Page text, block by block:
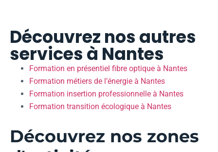
Découvrez nos autres
services à Nantes
Formation en présentiel fibre optique à Nantes
Formation métiers de l’énergie à Nantes
Formation insertion professionnelle à Nantes
Formation transition écologique à Nantes
Découvrez nos zones